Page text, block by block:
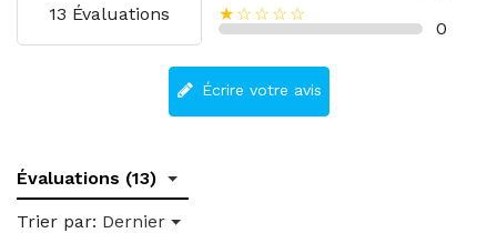
13 Évaluations
★☆☆☆☆
0
Écrire votre avis
Évaluations (13)
Trier par: Dernier